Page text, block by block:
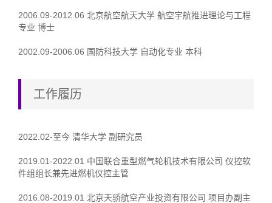
2006.09-2012.06 北京航空航天大学 航空宇航推进理论与工程
专业 博士
2002.09-2006.06 国防科技大学 自动化专业 本科
工作履历
2022.02-至今 清华大学 副研究员
2019.01-2022.01 中国联合重型燃气轮机技术有限公司 仪控软
件组组长兼先进燃机仪控主管
2016.08-2019.01 北京天骄航空产业投资有限公司 项目办副主